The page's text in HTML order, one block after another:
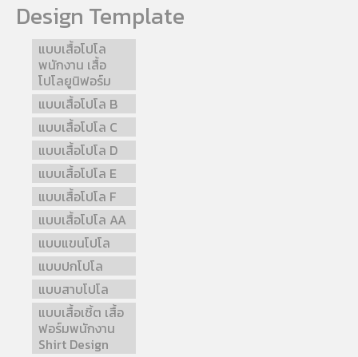
Design Template
แบบเสื้อโปโล
พนักงาน เสื้อ
โปโลยูนิฟอร์ม
แบบเสื้อโปโล B
แบบเสื้อโปโล C
แบบเสื้อโปโล D
แบบเสื้อโปโล E
แบบเสื้อโปโล F
แบบเสื้อโปโล AA
แบบแขนโปโล
แบบปกโปโล
แบบสาบโปโล
แบบเสื้อเชิ้ต เสื้อ
ฟอร์มพนักงาน
Shirt Design